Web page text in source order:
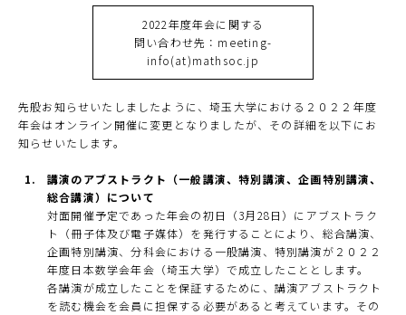
2022年度年会に関する
問い合わせ先：meeting-
info(at)mathsoc.jp
先般お知らせいたしましたように、埼玉大学における２０２２年度
年会はオンライン開催に変更となりましたが、その詳細を以下にお
知らせいたします。
講演のアブストラクト（一般講演、特別講演、企画特別講演、
総合講演）について
対面開催予定であった年会の初日（3月28日）にアブストラク
ト（冊子体及び電子媒体）を発行することにより、総合講演、
企画特別講演、分科会における一般講演、特別講演が２０２２
年度日本数学会年会（埼玉大学）で成立したこととします。
各講演が成立したことを保証するために、講演アブストラクト
を読む機会を会員に担保する必要があると考えています。その